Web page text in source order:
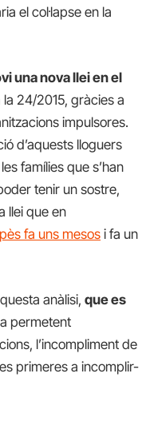
el col·lapse en la
una nova llei en el
24/2015, gràcies a
impulsores.
d’aquests lloguers
famílies que s’han
tenir un sostre,
llei que en
fa uns mesos i fa un
anàlisi, que es
permetent
l’incompliment de
primeres a incomplir-